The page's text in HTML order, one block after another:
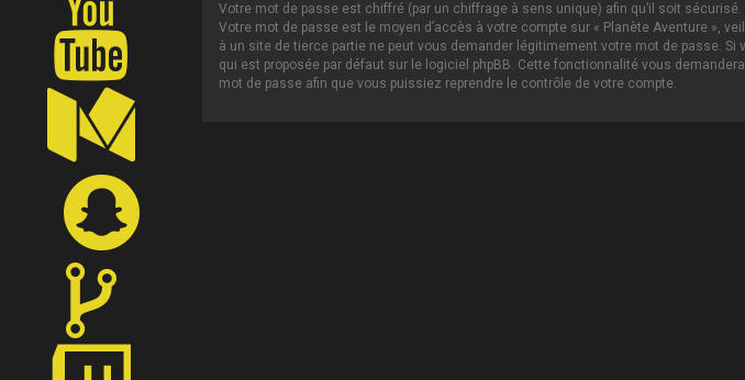
Votre mot de passe est chiffré (par un chiffrage à sens unique) afin qu’il soit
Votre mot de passe est le moyen d’accès à votre compte sur « Planète Aventure »,
à un site de tierce partie ne peut vous demander légitimement votre mot de passe.
qui est proposée par défaut sur le logiciel phpBB. Cette fonctionnalité vous
mot de passe afin que vous puissiez reprendre le contrôle de votre compte.